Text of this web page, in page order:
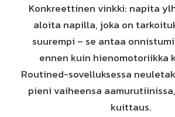
Konkreettinen vinkki: napita
aloita napilla, joka on
suurempi – se antaa
ennen kuin hienomotoriikka
Routined-sovelluksessa
pieni vaiheensa
kuittaus.